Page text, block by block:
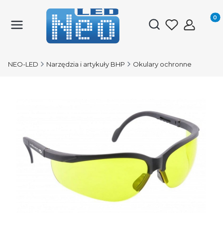
Otwórz
NEO-LED Narzędzia i artykuły BHP Okulary ochronne